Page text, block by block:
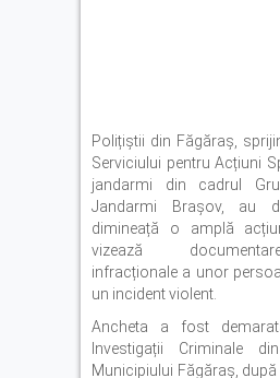
Polițiștii din Făgăraș,
Serviciului pentru Acțiuni
jandarmi din cadrul
Jandarmi Brașov, au
dimineață o amplă
vizează
infracționale a unor
un incident violent.
Ancheta a fost
Investigații Criminale
Municipiului Făgăraș,